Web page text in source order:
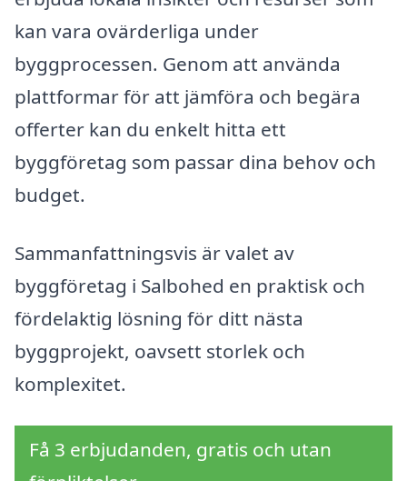
kan vara ovärderliga under
byggprocessen. Genom att använda
plattformar för att jämföra och begära
offerter kan du enkelt hitta ett
byggföretag som passar dina behov och
budget.
Sammanfattningsvis är valet av
byggföretag i Salbohed en praktisk och
fördelaktig lösning för ditt nästa
byggprojekt, oavsett storlek och
komplexitet.
Få 3 erbjudanden, gratis och utan